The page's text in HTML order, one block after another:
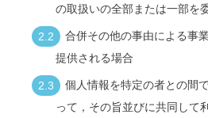
の取扱いの全部または一部を
合併その他の事由による事
提供される場合
個人情報を特定の者との間
って，その旨並びに共同して